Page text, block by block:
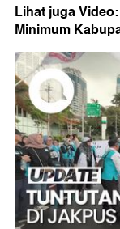
Lihat juga
Minimum